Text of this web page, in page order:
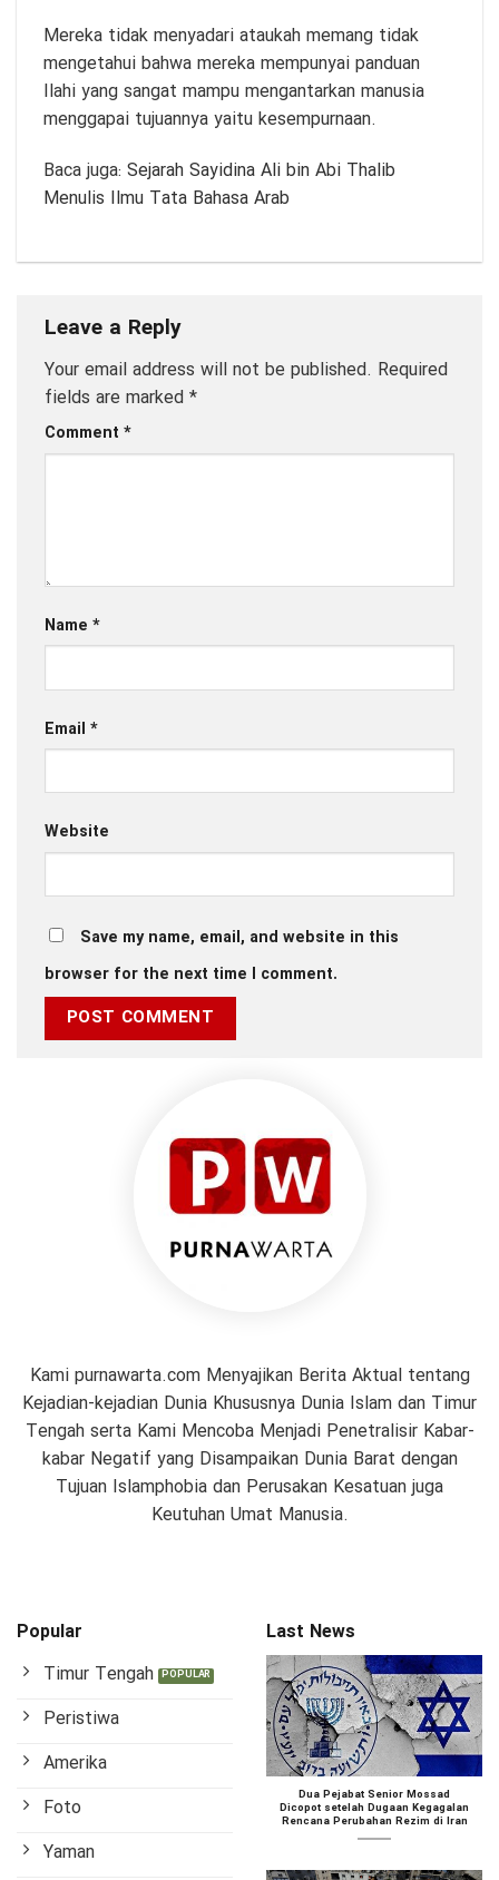
Mereka tidak menyadari ataukah memang tidak
mengetahui bahwa mereka mempunyai panduan
Ilahi yang sangat mampu mengantarkan manusia
menggapai tujuannya yaitu kesempurnaan.
Baca juga: Sejarah Sayidina Ali bin Abi Thalib
Menulis Ilmu Tata Bahasa Arab
Leave a Reply
Your email address will not be published. Required
fields are marked *
Comment *
Name *
Email *
Website
Save my name, email, and website in this
browser for the next time I comment.
Kami purnawarta.com Menyajikan Berita Aktual tentang
Kejadian-kejadian Dunia Khususnya Dunia Islam dan Timur
Tengah serta Kami Mencoba Menjadi Penetralisir Kabar-
kabar Negatif yang Disampaikan Dunia Barat dengan
Tujuan Islamphobia dan Perusakan Kesatuan juga
Keutuhan Umat Manusia.
Popular
Timur Tengah
Peristiwa
Amerika
Foto
Yaman
Last News
Dua Pejabat Senior Mossad
Dicopot setelah Dugaan Kegagalan
Rencana Perubahan Rezim di Iran